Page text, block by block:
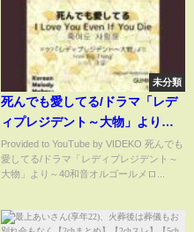
未分類
死んでも愛してる/ドラマ「レデ
ィプレジデント～大物」より～
40和音オ...
Provided to YouTube by VIDEKO 死んでも
愛してる/ドラマ「レディプレジデント～
大物」より～40和音オルゴールメロ...